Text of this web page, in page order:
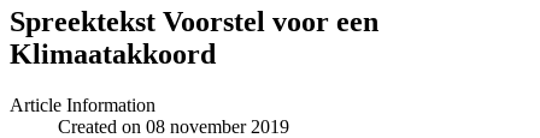
Spreektekst Voorstel voor een
Klimaatakkoord
Article Information
Created on 08 november 2019